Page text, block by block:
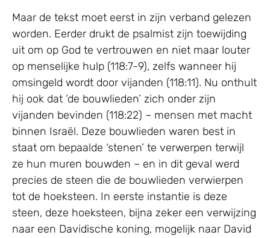
Maar de tekst moet eerst in zijn verband gelezen
worden. Eerder drukt de psalmist zijn toewijding
uit om op God te vertrouwen en niet maar louter
op menselijke hulp (118:7-9), zelfs wanneer hij
omsingeld wordt door vijanden (118:11). Nu onthult
hij ook dat ‘de bouwlieden’ zich onder zijn
vijanden bevinden (118:22) – mensen met macht
binnen Israël. Deze bouwlieden waren best in
staat om bepaalde ‘stenen’ te verwerpen terwijl
ze hun muren bouwden – en in dit geval werd
precies de steen die de bouwlieden verwierpen
tot de hoeksteen. In eerste instantie is deze
steen, deze hoeksteen, bijna zeker een verwijzing
naar een Davidische koning, mogelijk naar David